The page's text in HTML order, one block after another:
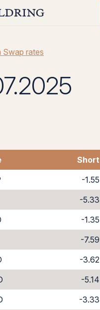
Swap rates
Short
-1.55
-5.33
-1.35
-7.59
-3.62
-5.14
-3.33